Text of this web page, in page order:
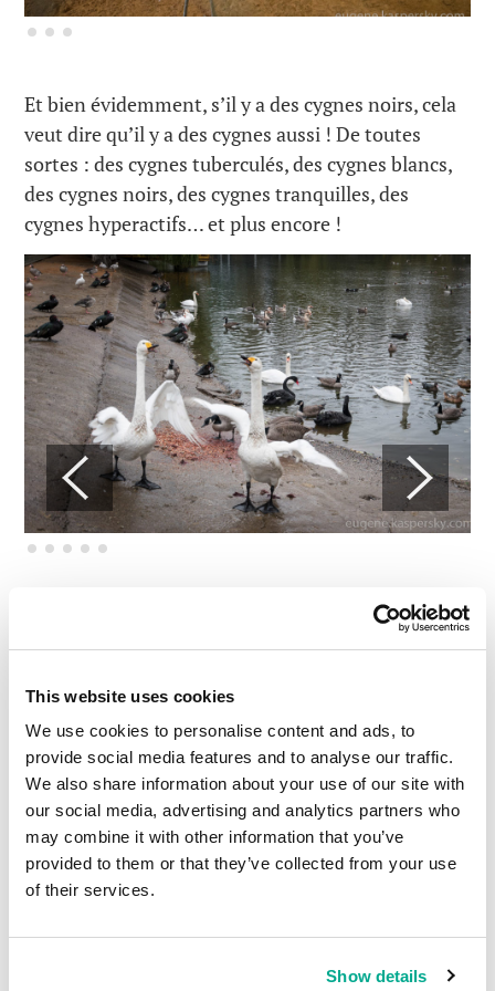
This website uses cookies
We use cookies to personalise content and ads, to
provide social media features and to analyse our traffic.
We also share information about your use of our site with
our social media, advertising and analytics partners who
may combine it with other information that you’ve
provided to them or that they’ve collected from your use
of their services.
Show details
Et bien évidemment, s’il y a des cygnes noirs, cela
veut dire qu’il y a des cygnes aussi ! De toutes
sortes : des cygnes tuberculés, des cygnes blancs,
des cygnes noirs, des cygnes tranquilles, des
cygnes hyperactifs… et plus encore !
Qui l’aurait cru ? En plein milieu d’un immense
complexe sidérurgique !